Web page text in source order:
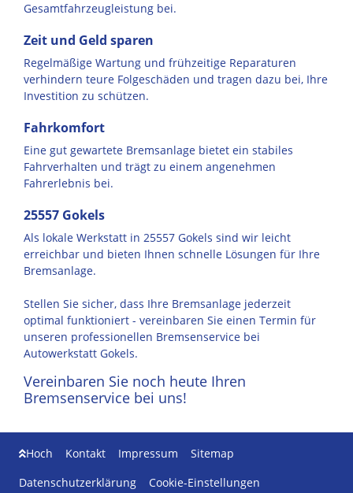
Gesamtfahrzeugleistung bei.
Zeit und Geld sparen
Regelmäßige Wartung und frühzeitige Reparaturen
verhindern teure Folgeschäden und tragen dazu bei, Ihre
Investition zu schützen.
Fahrkomfort
Eine gut gewartete Bremsanlage bietet ein stabiles
Fahrverhalten und trägt zu einem angenehmen
Fahrerlebnis bei.
25557 Gokels
Als lokale Werkstatt in 25557 Gokels sind wir leicht
erreichbar und bieten Ihnen schnelle Lösungen für Ihre
Bremsanlage.
Stellen Sie sicher, dass Ihre Bremsanlage jederzeit
optimal funktioniert - vereinbaren Sie einen Termin für
unseren professionellen Bremsenservice bei
Autowerkstatt Gokels.
Vereinbaren Sie noch heute Ihren
Bremsenservice bei uns!
Hoch Kontakt Impressum
Sitemap
Datenschutzerklärung
Cookie-Einstellungen